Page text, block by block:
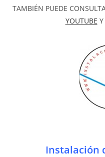
TAMBIÉN PUEDE
YOUTUBE Y
Instalación